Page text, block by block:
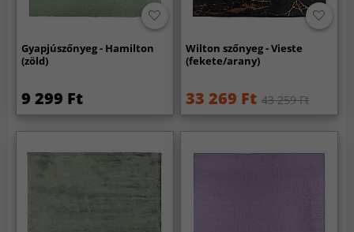
Gyapjúszőnyeg - Hamilton
(zöld)
9 299 Ft
Wilton szőnyeg - Vieste
(fekete/arany)
33 269 Ft 43 259 Ft